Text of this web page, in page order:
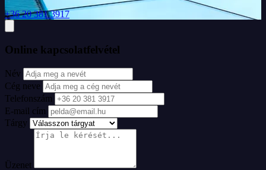
+36 20 381 3917
Online kapcsolatfelvétel
Név
Cég neve
Telefonszám
E-mail cím
Tárgy
Üzenet